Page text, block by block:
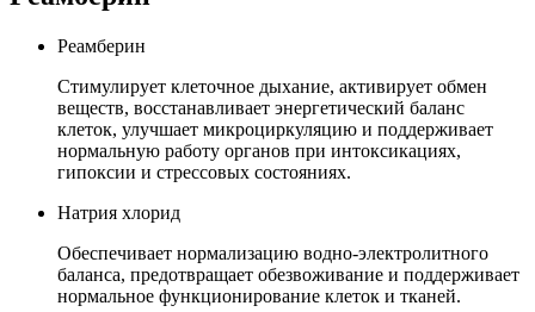
Реамберин
Стимулирует клеточное дыхание, активирует обмен
веществ, восстанавливает энергетический баланс
клеток, улучшает микроциркуляцию и поддерживает
нормальную работу органов при интоксикациях,
гипоксии и стрессовых состояниях.
Натрия хлорид
Обеспечивает нормализацию водно-электролитного
баланса, предотвращает обезвоживание и поддерживает
нормальное функционирование клеток и тканей.